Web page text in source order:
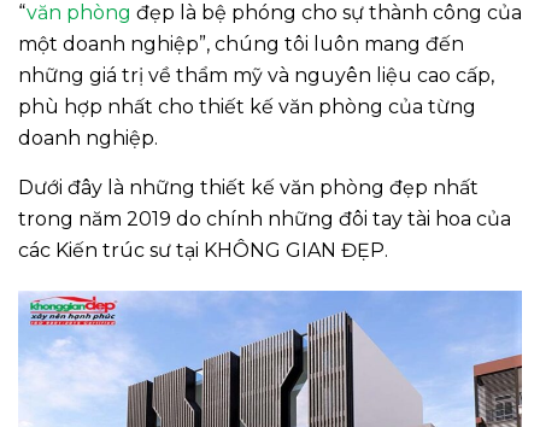
“văn phòng đẹp là bệ phóng cho sự thành công của
một doanh nghiệp”, chúng tôi luôn mang đến
những giá trị về thẩm mỹ và nguyên liệu cao cấp,
phù hợp nhất cho thiết kế văn phòng của từng
doanh nghiệp.
Dưới đây là những thiết kế văn phòng đẹp nhất
trong năm 2019 do chính những đôi tay tài hoa của
các Kiến trúc sư tại KHÔNG GIAN ĐẸP.